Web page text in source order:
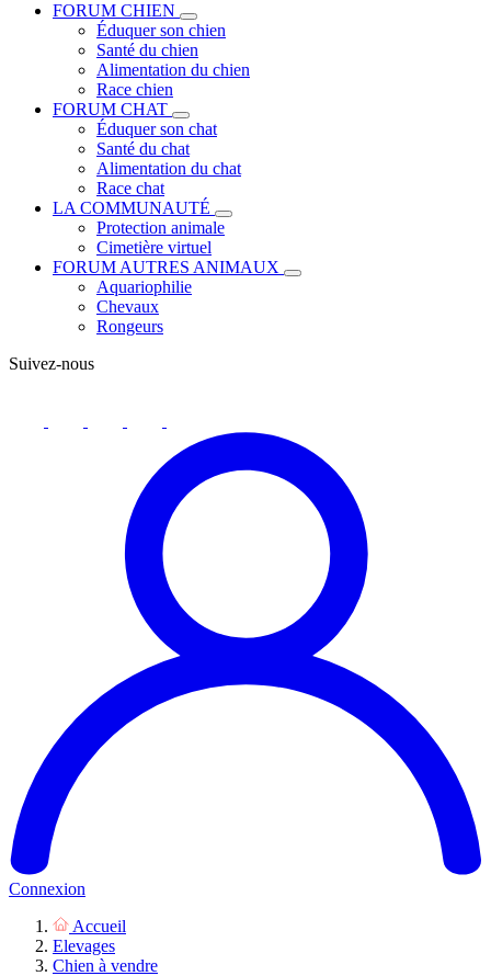
FORUM CHIEN
Éduquer son chien
Santé du chien
Alimentation du chien
Race chien
FORUM CHAT
Éduquer son chat
Santé du chat
Alimentation du chat
Race chat
LA COMMUNAUTÉ
Protection animale
Cimetière virtuel
FORUM AUTRES ANIMAUX
Aquariophilie
Chevaux
Rongeurs
Suivez-nous
Connexion
Accueil
Elevages
Chien à vendre